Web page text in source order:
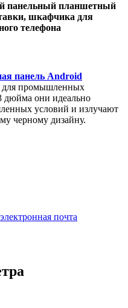
панельный планшетный
шкафчика для
телефона
панель Android
для промышленных
дюйма они идеально
условий и излучают
черному дизайну.
электронная почта